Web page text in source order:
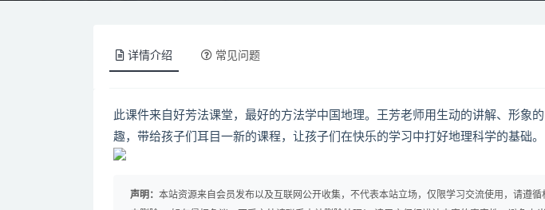
详情介绍 常见问题
此课件来自好芳法课堂，最好的方法学中国地理。王芳老师用生动的讲解、形象
趣，带给孩子们耳目一新的课程，让孩子们在快乐的学习中打好地理科学的基础。
声明： 本站资源来自会员发布以及互联网公开收集，不代表本站立场，仅限学习交流使用，请遵